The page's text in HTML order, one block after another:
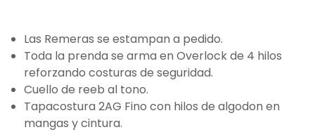
Las Remeras se estampan a pedido.
Toda la prenda se arma en Overlock de 4 hilos
reforzando costuras de seguridad.
Cuello de reeb al tono.
Tapacostura 2AG Fino con hilos de algodon en
mangas y cintura.